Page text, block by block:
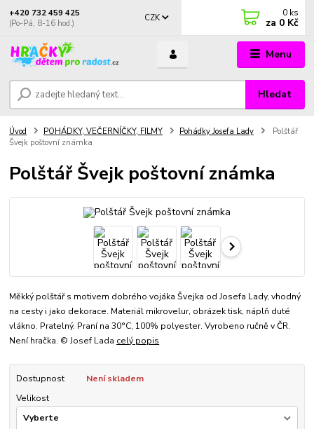
Menu
CZK
Hledat
+420 732 459 425
(Po-Pá, 8-16 hod.)
0 ks
za 0 Kč
Úvod POHÁDKY, VEČERNÍČKY, FILMY Pohádky Josefa Lady
Polštář
Švejk poštovní známka
Polštář Švejk poštovní známka
Měkký polštář s motivem dobrého vojáka Švejka od Josefa Lady, vhodný
na cesty i jako dekorace. Materiál mikrovelur, obrázek tisk, náplň duté
vlákno. Pratelný. Praní na 30°C, 100% polyester. Vyrobeno ručně v ČR.
Není hračka. © Josef Lada celý popis
Dostupnost
Není skladem
Velikost